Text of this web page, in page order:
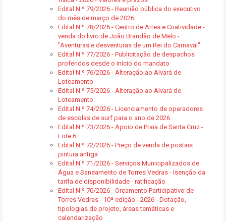
Edital N.º 79/2026 - Reunião pública do executivo
do mês de março de 2026
Edital N.º 78/2026 - Centro de Artes e Criatividade -
venda do livro de João Brandão de Melo -
"Aventuras e desventuras de um Rei do Carnaval"
Edital N.º 77/2026 - Publicitação de despachos
proferidos desde o início do mandato
Edital N.º 76/2026 - Alteração ao Alvará de
Loteamento
Edital N.º 75/2026 - Alteração ao Alvará de
Loteamento
Edital N.º 74/2026 - Licenciamento de operadores
de escolas de surf para o ano de 2026
Edital N.º 73/2026 - Apoio de Praia de Santa Cruz -
Lote 6
Edital N.º 72/2026 - Preço de venda de postais
pintura antiga
Edital N.º 71/2026 - Serviços Municipalizados de
Água e Saneamento de Torres Vedras - Isenção da
tarifa de disponibilidade - ratificação
Edital N.º 70/2026 - Orçamento Participativo de
Torres Vedras - 10ª edição - 2026 - Dotação,
tipologias de projeto, áreas temáticas e
calendarização